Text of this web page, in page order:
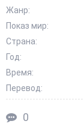
Жанр:
Показ мир:
Страна:
Год:
Время:
Перевод:
0